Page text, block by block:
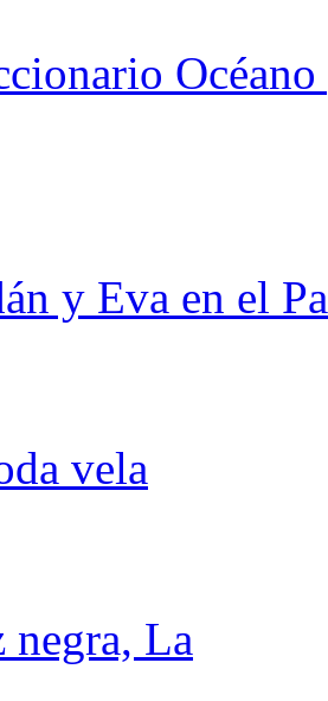
y Eva en el
vela
negra, La